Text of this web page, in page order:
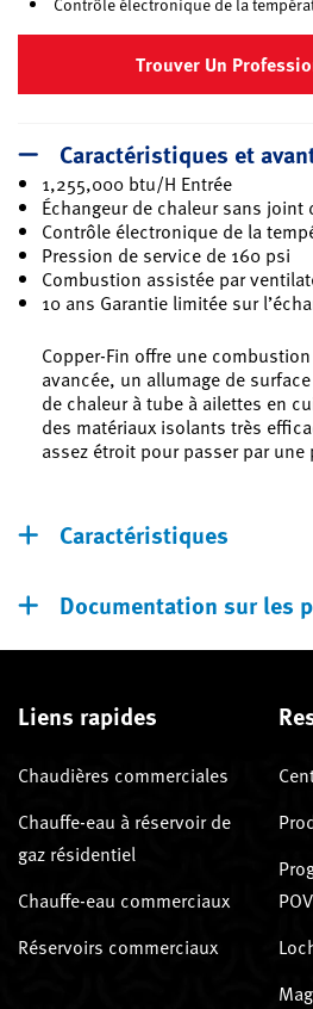
Trouver Un
Caractéristiques et
1,255,000 btu/H Entrée
Échangeur de chaleur sans joint
Contrôle électronique de la
Pression de service de 160 psi
Combustion assistée par
10 ans Garantie limitée sur
Copper-Fin offre une
avancée, un allumage de
de chaleur à tube à ailettes en
des matériaux isolants très
assez étroit pour passer par
Caractéristiques
Documentation sur les
Liens rapides
Chaudières commerciales
Chauffe-eau à réservoir de
gaz résidentiel
Chauffe-eau commerciaux
Réservoirs commerciaux
POV